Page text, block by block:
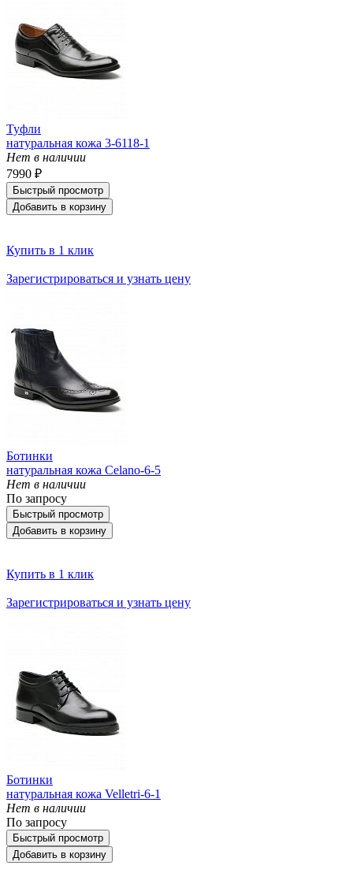
Туфли
натуральная кожа 3-6118-1
Нет в наличии
7990 ₽
Быстрый просмотр
Добавить в корзину
Купить в 1 клик
Зарегистрироваться и узнать цену
Ботинки
натуральная кожа Celano-6-5
Нет в наличии
По запросу
Быстрый просмотр
Добавить в корзину
Купить в 1 клик
Зарегистрироваться и узнать цену
Ботинки
натуральная кожа Velletri-6-1
Нет в наличии
По запросу
Быстрый просмотр
Добавить в корзину